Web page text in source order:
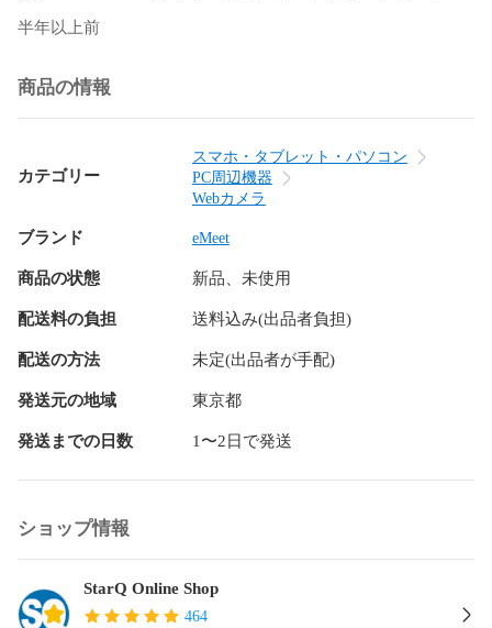
す。
【8個の全方向マイク＆VoiceIA音声処理技術】
EMEET Webカメラには、8個の内蔵マイクとEMEET音声処理
技術であるVoiceIAが搭載されており、強力なノイズリダクシ
ョン、エコーキャンセル機能、音声増幅、そして双方向通話
などが実現できます。このカメラは、発言者の声を360度拾い
ながら周囲のノイズ（マウスやキーボードの音、ペーパーノ
に届けることができます。さらに、エコーキャンセリング機
能とノイズキャンセリング機能により、快適な双方向会話も
可能です。10Wの高出力スピーカーにより、半径5.48mの範囲
内でクリアな音声を伝えることができます。また、カメラの
レンズを0度に向けることで、スピーカーとマイクを搭載した
ウェブカメラは高性能な会議用マイクスピーカーとしても利
コラボレーションモード、スピーチモード、クラシックモー
カメラ本体のボタン、PCソフトウェア、リモコンの3つの方
法で操作することができます。レンズを上に向けると360°パ
ノラマ画像が表示され、レンズを前に向けると180°の広角画
像が表示されます。また、レンズを下に向けると音声と画像
が表示されなくなります。これらの機能を使って、さまざま
半年以上前
商品の情報
カテゴリー
スマホ・タブレット・パソコン
PC周辺機器
Webカメラ
ブランド eMeet
商品の状態 新品、未使用
配送料の負担 送料込み(出品者負担)
配送の方法 未定(出品者が手配)
発送元の地域 東京都
発送までの日数 1〜2日で発送
ショップ情報
StarQ Online Shop
464